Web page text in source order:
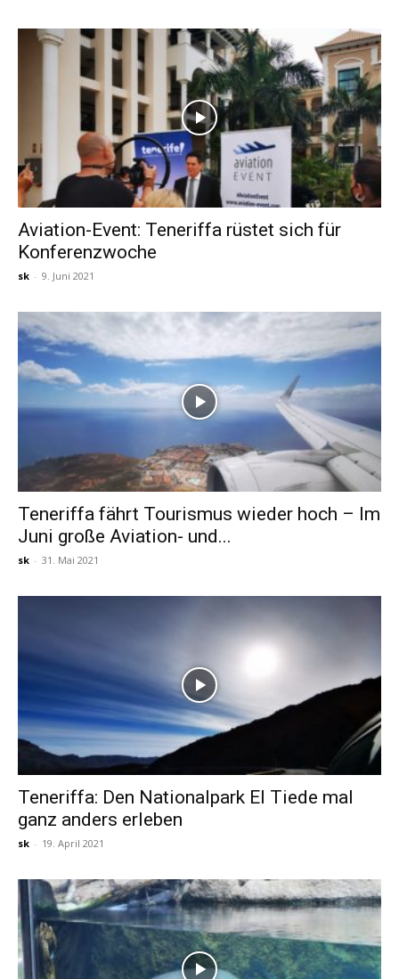
Aviation-Event: Teneriffa rüstet sich für
Konferenzwoche
sk - 9. Juni 2021
Teneriffa fährt Tourismus wieder hoch – Im
Juni große Aviation- und...
sk - 31. Mai 2021
Teneriffa: Den Nationalpark El Tiede mal
ganz anders erleben
sk - 19. April 2021